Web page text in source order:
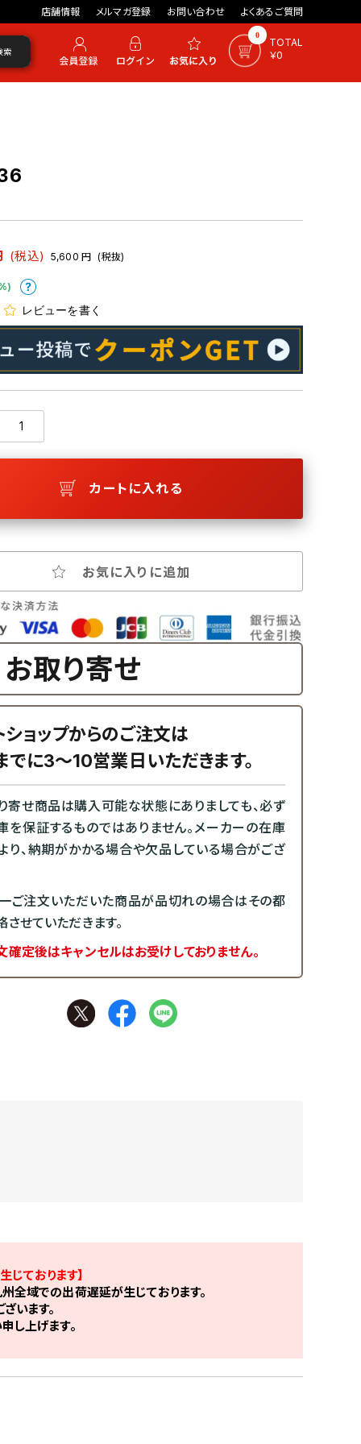
店舗情報 メルマガ登録 お問い合わせ よくあるご質問
0
TOTAL
￥0
索
(税込) 5,600 円 (税抜)
レビューを書く
カートに入れる
お気に入りに追加
お取り寄せ
ショップからのご注文は
でに3～10営業日いただきます。
寄せ商品は購入可能な状態にありましても、必ず
を保証するものではありません。メーカーの在庫
り、納期がかかる場合や欠品している場合がござ
ご注文いただいた商品が品切れの場合はその都
させていただきます。
定後はキャンセルはお受けしておりません。
ております】
全域での出荷遅延が生じております。
います。
し上げます。